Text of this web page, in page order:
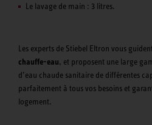
Le lavage de main : 3 litres.
Les experts de Stiebel Eltron vous
chauffe-eau, et proposent une large
d’eau chaude sanitaire de différentes
parfaitement à tous vos besoins et
logement.